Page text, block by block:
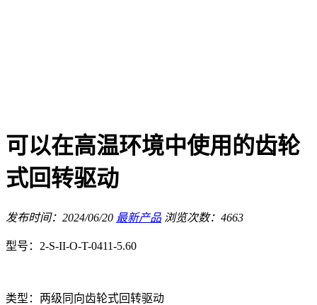
可以在高温环境中使用的齿轮
式回转驱动
发布时间：2024/06/20 最新产品 浏览次数：4663
型号：2-S-II-O-T-0411-5.60
类型：两级同向齿轮式回转驱动